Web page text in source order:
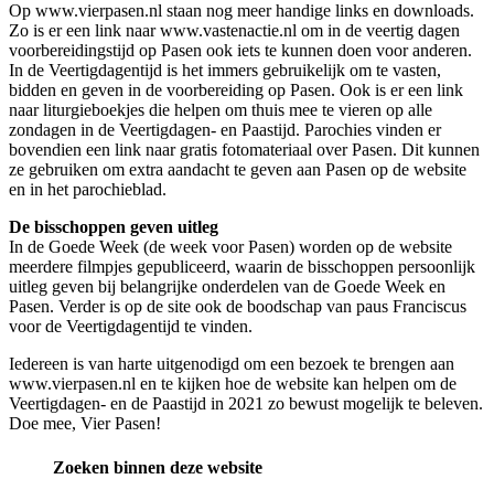
Op www.vierpasen.nl staan nog meer handige links en downloads.
Zo is er een link naar www.vastenactie.nl om in de veertig dagen
voorbereidingstijd op Pasen ook iets te kunnen doen voor anderen.
In de Veertigdagentijd is het immers gebruikelijk om te vasten,
bidden en geven in de voorbereiding op Pasen. Ook is er een link
naar liturgieboekjes die helpen om thuis mee te vieren op alle
zondagen in de Veertigdagen- en Paastijd. Parochies vinden er
bovendien een link naar gratis fotomateriaal over Pasen. Dit kunnen
ze gebruiken om extra aandacht te geven aan Pasen op de website
en in het parochieblad.
De bisschoppen geven uitleg
In de Goede Week (de week voor Pasen) worden op de website
meerdere filmpjes gepubliceerd, waarin de bisschoppen persoonlijk
uitleg geven bij belangrijke onderdelen van de Goede Week en
Pasen. Verder is op de site ook de boodschap van paus Franciscus
voor de Veertigdagentijd te vinden.
Iedereen is van harte uitgenodigd om een bezoek te brengen aan
www.vierpasen.nl en te kijken hoe de website kan helpen om de
Veertigdagen- en de Paastijd in 2021 zo bewust mogelijk te beleven.
Doe mee, Vier Pasen!
Zoeken binnen deze website